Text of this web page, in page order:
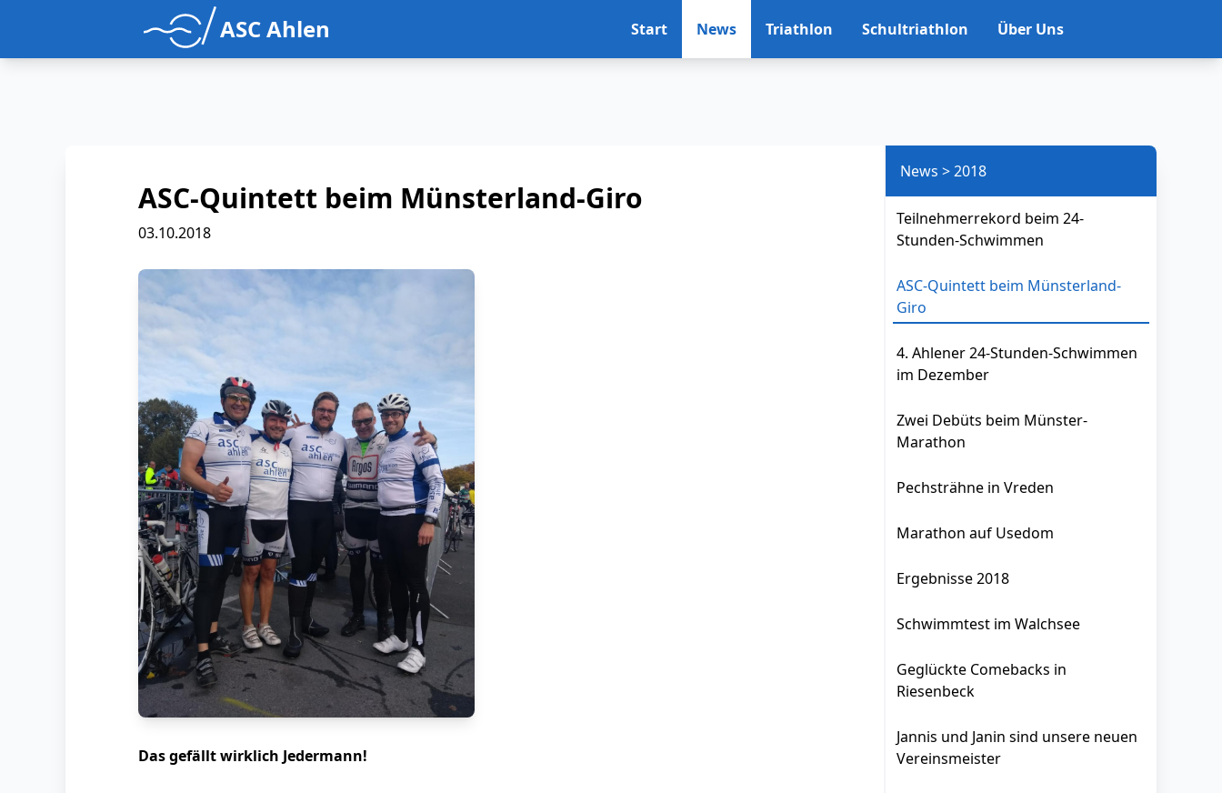
ASC Ahlen Start News Triathlon Schultriathlon Über Uns
ASC-Quintett beim Münsterland-Giro
03.10.2018
Das gefällt wirklich Jedermann!
News > 2018
Teilnehmerrekord beim 24-
Stunden-Schwimmen
ASC-Quintett beim Münsterland-
Giro
4. Ahlener 24-Stunden-Schwimmen
im Dezember
Zwei Debüts beim Münster-
Marathon
Pechsträhne in Vreden
Marathon auf Usedom
Ergebnisse 2018
Schwimmtest im Walchsee
Geglückte Comebacks in
Riesenbeck
Jannis und Janin sind unsere neuen
Vereinsmeister